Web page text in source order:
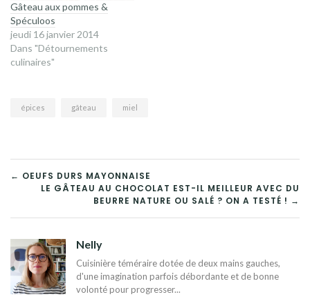
Gâteau aux pommes &
Spéculoos
jeudi 16 janvier 2014
Dans "Détournements
culinaires"
épices gâteau miel
NAVIGATION
DE
L’ARTICLE
← OEUFS DURS MAYONNAISE
LE GÂTEAU AU CHOCOLAT EST-IL MEILLEUR AVEC DU
BEURRE NATURE OU SALÉ ? ON A TESTÉ ! →
Nelly
Cuisinière téméraire dotée de deux mains gauches,
d'une imagination parfois débordante et de bonne
volonté pour progresser...